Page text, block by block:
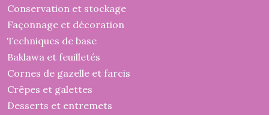
Conservation et stockage
Façonnage et décoration
Techniques de base
Baklawa et feuilletés
Cornes de gazelle et farcis
Crêpes et galettes
Desserts et entremets